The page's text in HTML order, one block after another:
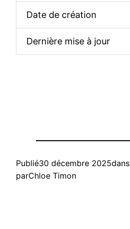
Date de création
Dernière mise à jour
Publié30 décembre 2025dans
parChloe Timon